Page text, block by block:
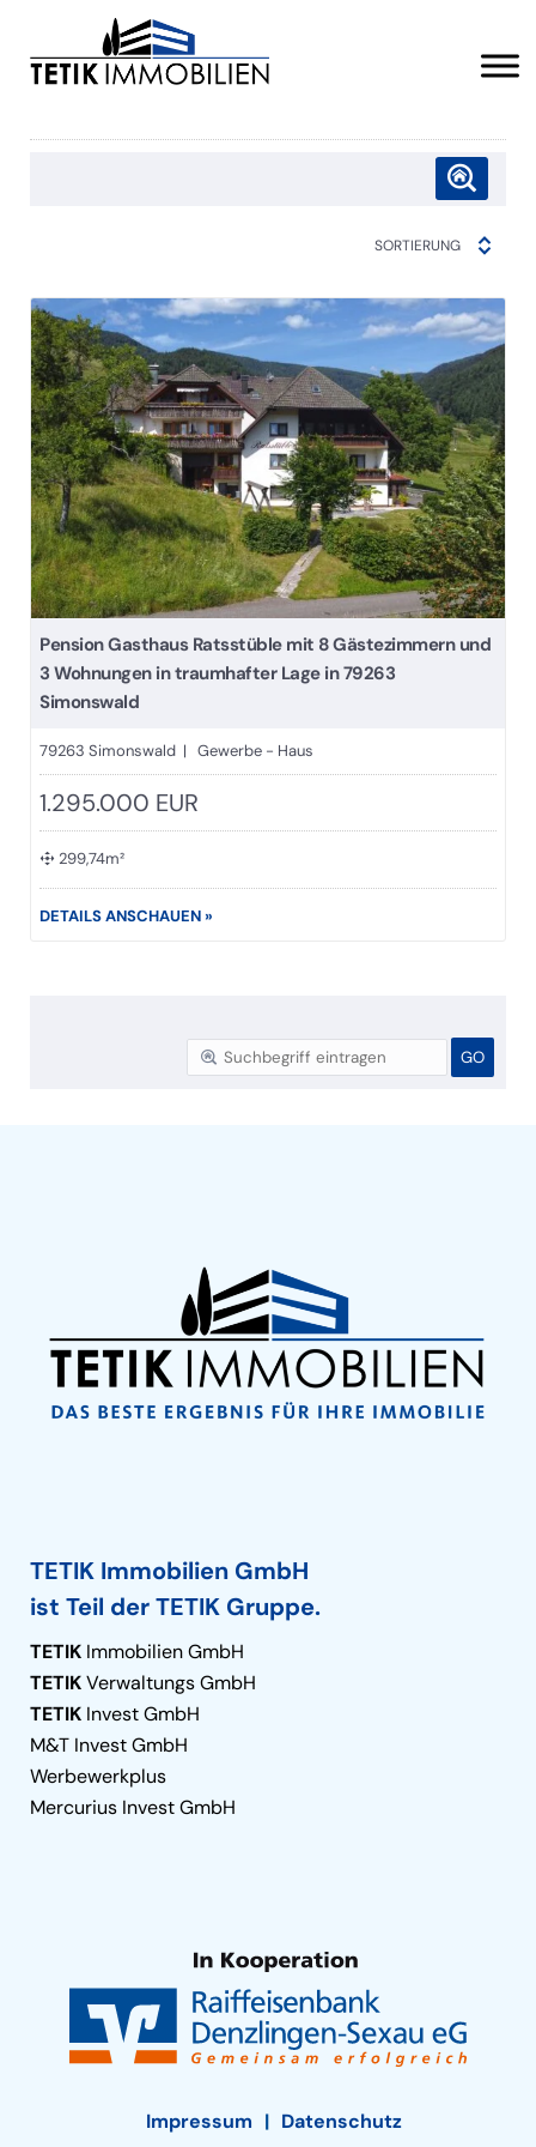
SORTIERUNG
Pension Gasthaus Ratsstüble mit 8 Gästezimmern und
3 Wohnungen in traumhafter Lage in 79263
Simonswald
79263 Simonswald | Gewerbe - Haus
1.295.000 EUR
299,74m²
DETAILS ANSCHAUEN »
TETIK Immobilien GmbH
ist Teil der TETIK Gruppe.
TETIK Immobilien GmbH
TETIKVerwaltungs GmbH
TETIK Invest GmbH
M&T Invest GmbH
Werbewerkplus
Mercurius Invest GmbH
Impressum Datenschutz